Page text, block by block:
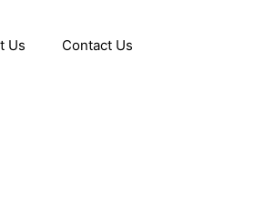
Us Contact Us